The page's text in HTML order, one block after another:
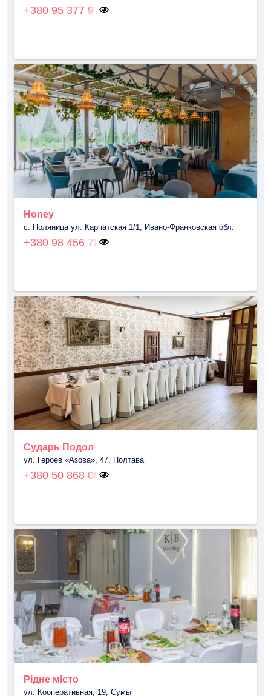
+380 95 377 97
Honey
с. Поляница ул. Карпатская 1/1, Ивано-Франковская обл.
+380 98 456 78
Сударь Подол
ул. Героев «Азова», 47, Полтава
+380 50 868 08
Рідне місто
ул. Кооперативная, 19, Сумы